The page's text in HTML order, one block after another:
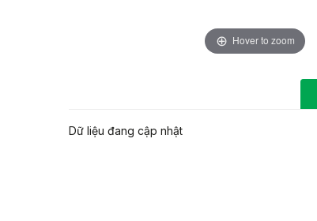
Hover to zoom
Dữ liệu đang cập nhật